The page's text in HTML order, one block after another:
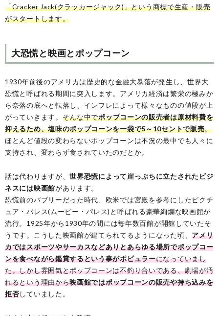
「Cracker Jack(クラッカージャック)」という商標で生産・販売
がスタートします。
大恐慌と映画とポップコーン
1930年前後のアメリカは歴史的な金融大暴落が発生し、世界大
恐慌と呼ばれる期間に突入します。アメリカ経済は繁栄の極みか
ら奈落の底へと転落し、インフレによって様々なものの値段が上
がっていきます。 そんな中でポップコーンの販売者は原材料費を
抑えるため、塩味のポップコーンを一袋で5～10セントで販売。
ほとんど値段の変わらないポップコーンは不況の最中でも人々に
支持され、変わらず食されていたのだとか。
話は代わりますが、世界恐慌によって崖っぷちに立たされたビジ
ネスには映画館があります。
恐慌前のバブリーだった時代、欧米では宮殿を参考にしたピクチ
ュア・パレス(ムービー・パレス)と呼ばれる豪華絢爛な映画館が
流行。1925年から1930年の間には毎年数百館が開館していたそ
うです。こうした映画館が建てられてるようになった頃、アメリ
カではスポーツやサーカスなどありとあらゆる場所でポップコー
ンを食べながら鑑賞するという事がポピュラーになっていまし
た。しかし雰囲気とポップコーンは不釣り合いである、劇場が汚
れるという理由から映画館ではポップコーンの販売や持ち込みを
拒否していました。